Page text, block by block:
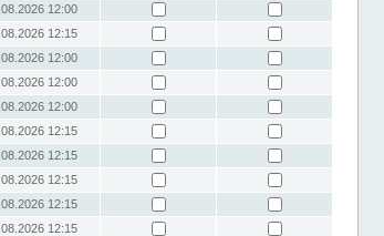
12:00
12:15
12:00
12:00
12:00
12:15
12:15
12:15
12:15
12:15